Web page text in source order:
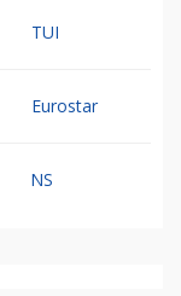
TUI
Eurostar
NS